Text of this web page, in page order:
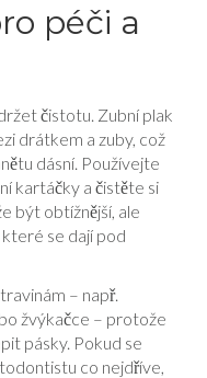
péči a
čistotu. Zubní plak
drátkem a zuby, což
dásní. Používejte
kartáčky a čistěte si
být obtížnější, ale
se dají pod
– např.
žvýkačce – protože
pásky. Pokud se
co nejdříve,